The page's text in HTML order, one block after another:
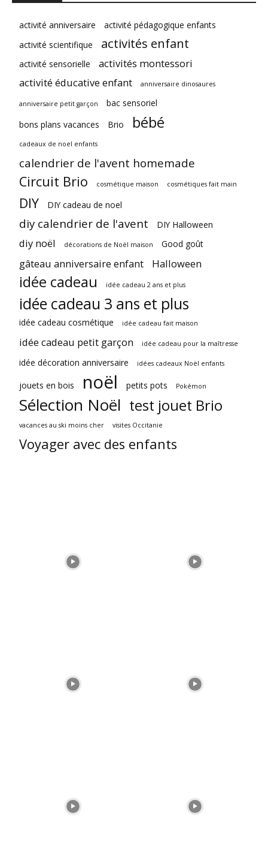
activité anniversaire
activité pédagogique enfants
activité scientifique
activités enfant
activité sensorielle
activités montessori
activité éducative enfant
anniversaire dinosaures
anniversaire petit garçon
bac sensoriel
bons plans vacances
Brio bébé
cadeaux de noel enfants
calendrier de l'avent homemade
Circuit Brio cosmétique maison cosmétiques fait main
DIY DIY cadeau de noel
diy calendrier de l'avent DIY Halloween
diy noël décorations de Noël maison Good goût
gâteau anniversaire enfant Halloween
idée cadeau idée cadeau 2 ans et plus
idée cadeau 3 ans et plus
idée cadeau cosmétique idée cadeau fait maison
idée cadeau petit garçon idée cadeau pour la maîtresse
idée décoration anniversaire idées cadeaux Noël enfants
jouets en bois noël petits pots Pokémon
Sélection Noël test jouet Brio
vacances au ski moins cher visites Occitanie
Voyager avec des enfants